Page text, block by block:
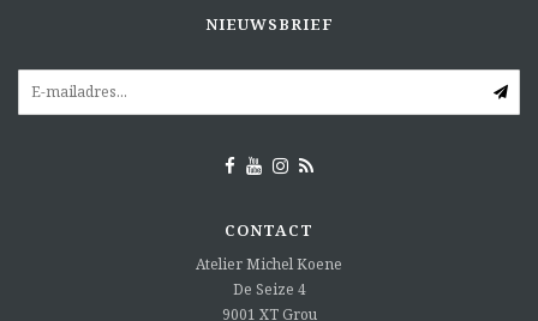
NIEUWSBRIEF
CONTACT
Atelier Michel Koene
De Seize 4
9001 XT Grou